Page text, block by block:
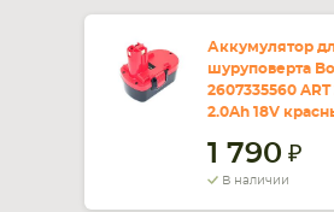
КОМПЛЕКТУЮЩИЕ
Аккумулятор
шуруповерта
2607335560
2.0Ah 18V
1 790
В наличии